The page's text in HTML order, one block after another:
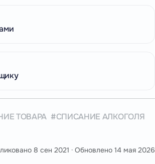
ТОВАРА
СПИСАНИЕ АЛКОГОЛЯ
8 сен 2021 · Обновлено 14 мая 2026